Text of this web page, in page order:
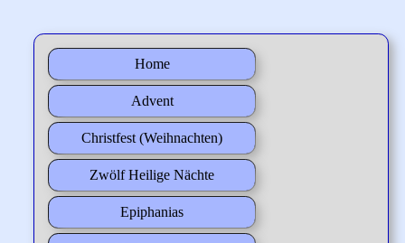
Home
Advent
Christfest (Weihnachten)
Zwölf Heilige Nächte
Epiphanias